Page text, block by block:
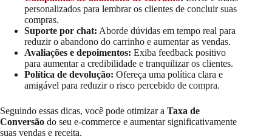
personalizados para lembrar os clientes de concluir suas
compras.
Suporte por chat: Aborde dúvidas em tempo real para
reduzir o abandono do carrinho e aumentar as vendas.
Avaliações e depoimentos: Exiba feedback positivo
para aumentar a credibilidade e tranquilizar os clientes.
Política de devolução: Ofereça uma política clara e
amigável para reduzir o risco percebido de compra.
Seguindo essas dicas, você pode otimizar a Taxa de
Conversão do seu e-commerce e aumentar significativamente
suas vendas e receita.